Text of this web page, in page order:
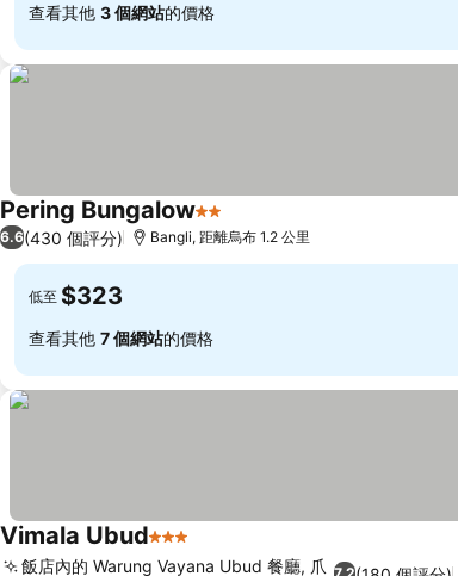
查看其他 3 個網站的價格
Pering Bungalow2 星級
6.6(430 個評分) Bangli, 距離烏布 1.2 公里
低至 $323
查看其他 7 個網站的價格
Vimala Ubud3 星級
飯店內的 Warung Vayana Ubud 餐廳, 爪